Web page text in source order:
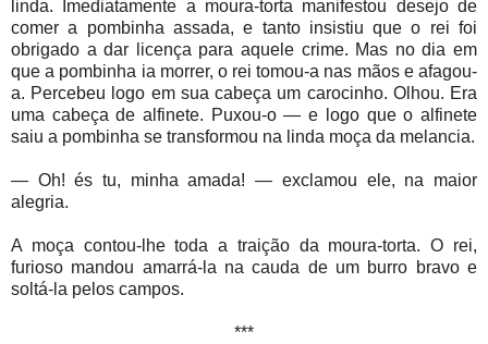
linda. Imediatamente a moura-torta manifestou desejo de
comer a pombinha assada, e tanto insistiu que o rei foi
obrigado a dar licença para aquele crime. Mas no dia em
que a pombinha ia morrer, o rei tomou-a nas mãos e afagou-
a. Percebeu logo em sua cabeça um carocinho. Olhou. Era
uma cabeça de alfinete. Puxou-o — e logo que o alfinete
saiu a pombinha se transformou na linda moça da melancia.
— Oh! és tu, minha amada! — exclamou ele, na maior
alegria.
A moça contou-lhe toda a traição da moura-torta. O rei,
furioso mandou amarrá-la na cauda de um burro bravo e
soltá-la pelos campos.
***